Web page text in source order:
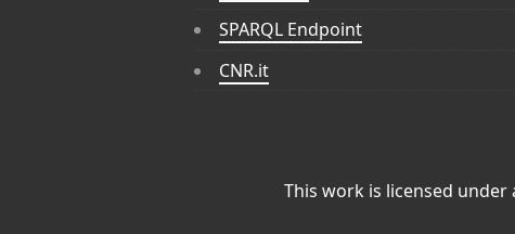
SPARQL Endpoint
CNR.it
This work is licensed under